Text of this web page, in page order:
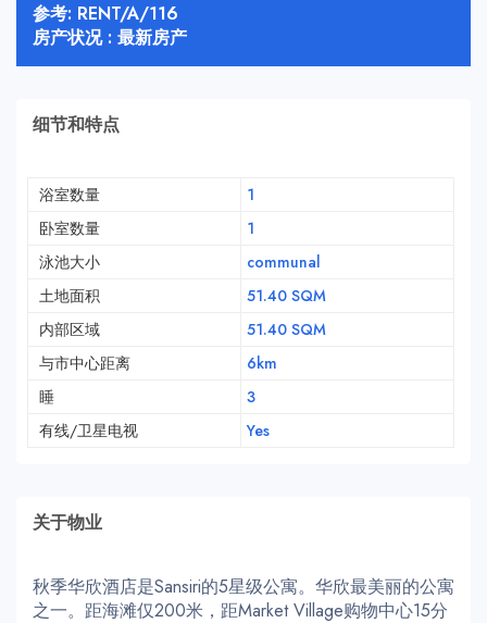
参考: RENT/A/116
房产状况 : 最新房产
细节和特点
浴室数量
1
卧室数量
1
泳池大小
communal
土地面积
51.40 SQM
内部区域
51.40 SQM
与市中心距离
6km
睡
3
有线/卫星电视
Yes
关于物业
秋季华欣酒店是Sansiri的5星级公寓。华欣最美丽的公寓
之一。距海滩仅200米，距Market Village购物中心15分